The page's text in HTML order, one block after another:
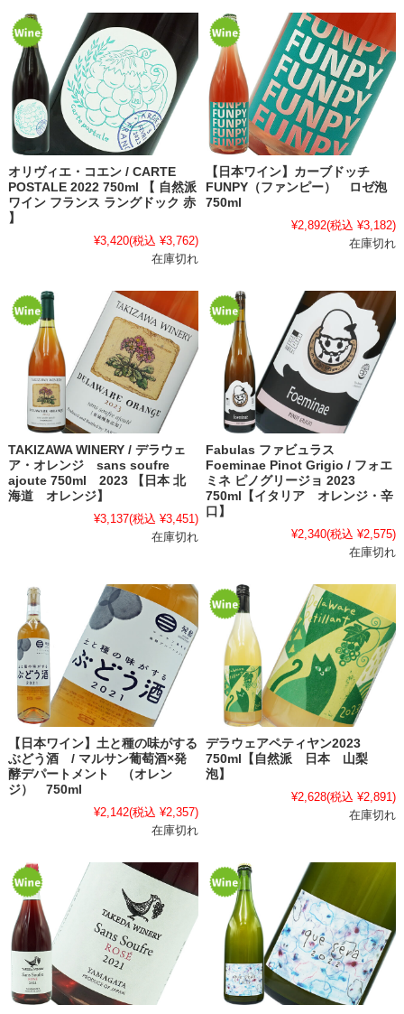
オリヴィエ・コエン / CARTE
POSTALE 2022 750ml 【 自然派
ワイン フランス ラングドック 赤
】
¥3,420(税込 ¥3,762)
在庫切れ
【日本ワイン】カーブドッチ
FUNPY（ファンピー） ロゼ泡
750ml
¥2,892(税込 ¥3,182)
在庫切れ
TAKIZAWA WINERY / デラウェ
ア・オレンジ sans soufre
ajoute 750ml 2023 【日本 北
海道 オレンジ】
¥3,137(税込 ¥3,451)
在庫切れ
Fabulas ファビュラス
Foeminae Pinot Grigio / フォエ
ミネ ピノグリージョ 2023
750ml【イタリア オレンジ・辛
口】
¥2,340(税込 ¥2,575)
在庫切れ
【日本ワイン】土と種の味がする
ぶどう酒 / マルサン葡萄酒×発
酵デパートメント （オレン
ジ） 750ml
¥2,142(税込 ¥2,357)
在庫切れ
デラウェアペティヤン2023
750ml【自然派 日本 山梨
泡】
¥2,628(税込 ¥2,891)
在庫切れ